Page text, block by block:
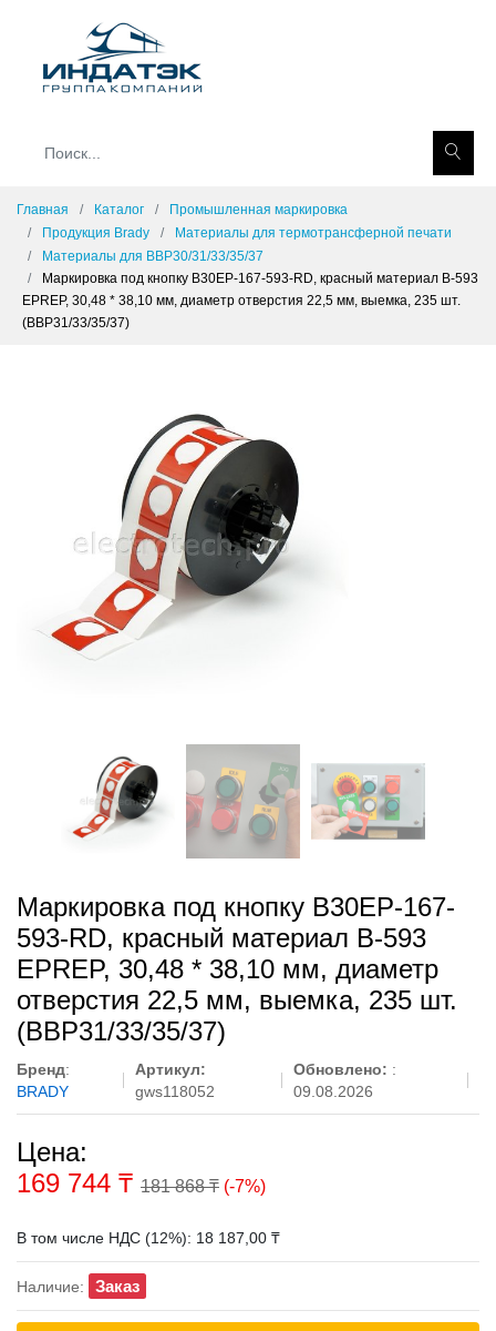
Главная Каталог
Промышленная маркировка
Продукция Brady
Материалы для термотрансферной печати
Материалы для BBP30/31/33/35/37
Маркировка под кнопку B30EP-167-593-RD, красный материал B-593
EPREP, 30,48 * 38,10 мм, диаметр отверстия 22,5 мм, выемка, 235 шт.
(BBP31/33/35/37)
Маркировка под кнопку B30EP-167-
593-RD, красный материал B-593
EPREP, 30,48 * 38,10 мм, диаметр
отверстия 22,5 мм, выемка, 235 шт.
(BBP31/33/35/37)
Бренд:
BRADY
Артикул:
gws118052
Обновлено: :
09.08.2026
Цена:
169 744 ₸ 181 868 ₸ (-7%)
В том числе НДС (12%): 18 187,00 ₸
Наличие: Заказ